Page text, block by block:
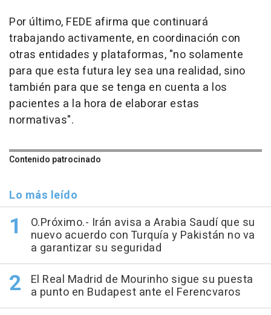
Por último, FEDE afirma que continuará
trabajando activamente, en coordinación con
otras entidades y plataformas, "no solamente
para que esta futura ley sea una realidad, sino
también para que se tenga en cuenta a los
pacientes a la hora de elaborar estas
normativas".
Contenido patrocinado
Lo más leído
O.Próximo.- Irán avisa a Arabia Saudí que su
nuevo acuerdo con Turquía y Pakistán no va
a garantizar su seguridad
El Real Madrid de Mourinho sigue su puesta
a punto en Budapest ante el Ferencvaros